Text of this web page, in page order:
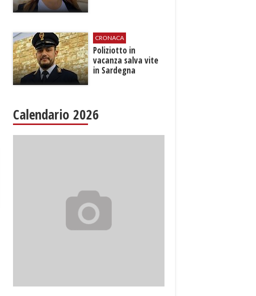
CRONACA
Poliziotto in
vacanza salva vite
in Sardegna
Calendario 2026